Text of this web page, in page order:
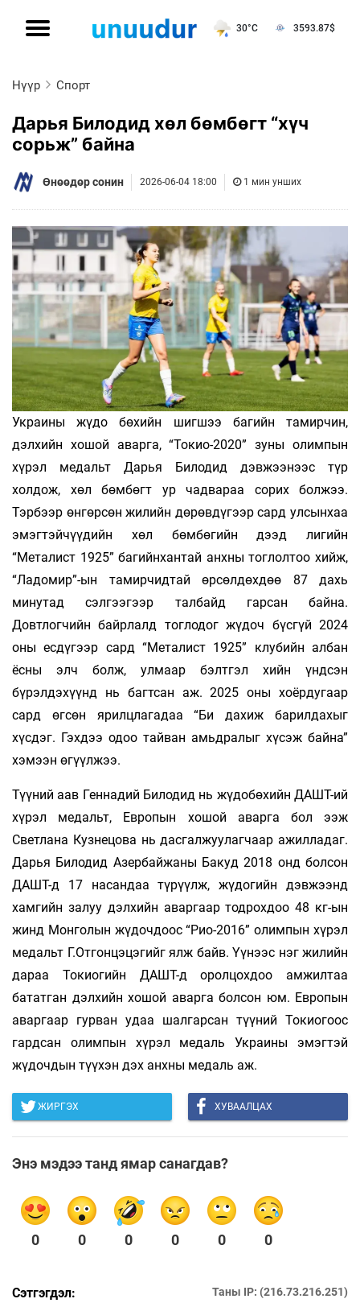
30°C 3593.87$
Нүүр Спорт
Дарья Билодид хөл бөмбөгт “хүч
сорьж” байна
Өнөөдөр сонин 2026-06-04 18:00 1 мин унших
Украины жүдо бөхийн шигшээ багийн тамирчин,
дэлхийн хошой аварга, “Токио-2020” зуны олимпын
хүрэл медальт Дарья Билодид дэвжээнээс түр
холдож, хөл бөмбөгт ур чадвараа сорих болжээ.
Тэрбээр өнгөрсөн жилийн дөрөвдүгээр сард улсынхаа
эмэгтэйчүүдийн хөл бөмбөгийн дээд лигийн
“Металист 1925” багийнхантай анхны тоглолтоо хийж,
“Ладомир”-ын тамирчидтай өрсөлдөхдөө 87 дахь
минутад сэлгээгээр талбайд гарсан байна.
Довтлогчийн байрлалд тоглодог жүдоч бүсгүй 2024
оны есдүгээр сард “Металист 1925” клубийн албан
ёсны элч болж, улмаар бэлтгэл хийн үндсэн
бүрэлдэхүүнд нь багтсан аж. 2025 оны хоёрдугаар
сард өгсөн ярилцлагадаа “Би дахиж барилдахыг
хүсдэг. Гэхдээ одоо тайван амьдралыг хүсэж байна”
хэмээн өгүүлжээ.
Түүний аав Геннадий Билодид нь жүдобөхийн ДАШТ-ий
хүрэл медальт, Европын хошой аварга бол ээж
Светлана Кузнецова нь дасгалжуулагчаар ажилладаг.
Дарья Билодид Азербайжаны Бакуд 2018 онд болсон
ДАШТ-д 17 насандаа түрүүлж, жүдогийн дэвжээнд
хамгийн залуу дэлхийн аваргаар тодрохдоо 48 кг-ын
жинд Монголын жүдочдоос “Рио-2016” олимпын хүрэл
медальт Г.Отгонцэцэгийг ялж байв. Үүнээс нэг жилийн
дараа Токиогийн ДАШТ-д оролцохдоо амжилтаа
бататган дэлхийн хошой аварга болсон юм. Европын
аваргаар гурван удаа шалгарсан түүний Токиогоос
гардсан олимпын хүрэл медаль Украины эмэгтэй
жүдочдын түүхэн дэх анхны медаль аж.
ЖИРГЭХ ХУВААЛЦАХ
Энэ мэдээ танд ямар санагдав?
0 0 0 0 0 0
Сэтгэгдэл: Таны IP: (216.73.216.251)